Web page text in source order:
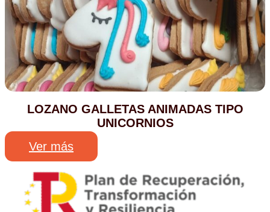
LOZANO GALLETAS ANIMADAS TIPO
UNICORNIOS
Ver más